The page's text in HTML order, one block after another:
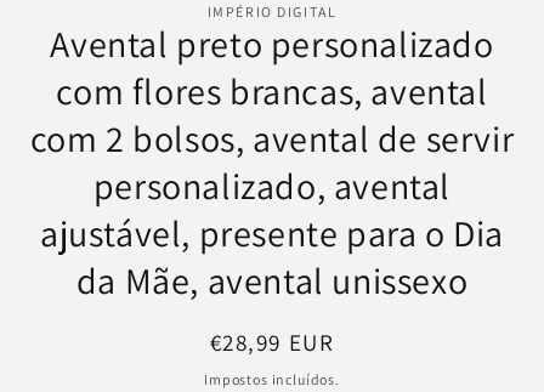
informação
do produto
IMPÉRIO DIGITAL
Avental preto personalizado
com flores brancas, avental
com 2 bolsos, avental de servir
personalizado, avental
ajustável, presente para o Dia
da Mãe, avental unissexo
Preço
normal
€28,99 EUR
Impostos incluídos.